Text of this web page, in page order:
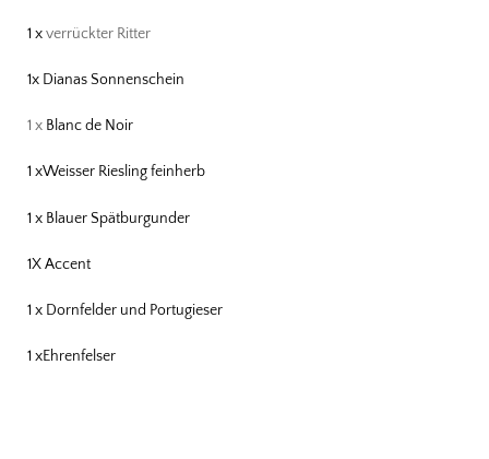
1 xverrückter Ritter
1x Dianas Sonnenschein
1 x Blanc de Noir
1 xWeisser Riesling feinherb
1 x Blauer Spätburgunder
1X Accent
1 x Dornfelder und Portugieser
1 xEhrenfelser